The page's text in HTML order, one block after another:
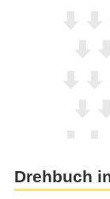
Drehbuch